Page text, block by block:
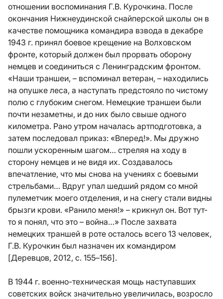
отношении воспоминания Г.В. Курочкина. После
окончания Нижнеудинской снайперской школы он в
качестве помощника командира взвода в декабре
1943 г. принял боевое крещение на Волховском
фронте, который должен был прорвать оборону
немцев и соединиться с Ленинградским фронтом.
«Наши траншеи, – вспоминал ветеран, – находились
на опушке леса, а наступать предстояло по чистому
полю с глубоким снегом. Немецкие траншеи были
почти незаметны, и до них было свыше одного
километра. Рано утром началась артподготовка, а
затем последовал приказ: «Вперед!». Мы дружно
пошли ускоренным шагом… стреляя на ходу в
сторону немцев и не видя их. Создавалось
впечатление, что мы снова на учениях с боевыми
стрельбами… Вдруг упал шедший рядом со мной
пулеметчик моего отделения, и на снегу стали видны
брызги крови. «Ранило меня!» – крикнул он. Вот тут-
то я понял, что это – война…» После захвата
немецких траншей в роте осталось всего 13 человек,
Г.В. Курочкин был назначен их командиром
[Деревцов, 2012, с. 155–156].
В 1944 г. военно-техническая мощь наступавших
советских войск значительно увеличилась, возросло